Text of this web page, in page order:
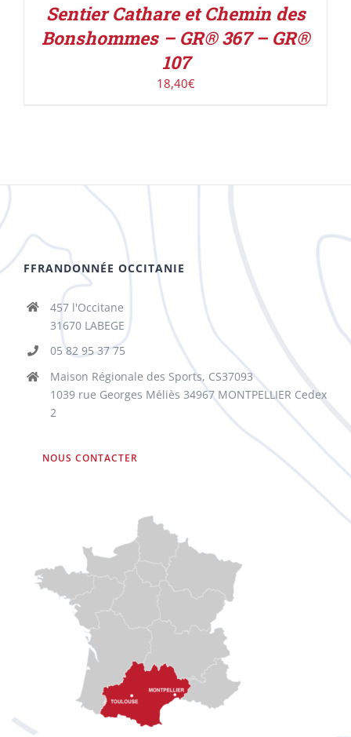
Sentier Cathare et Chemin des
Bonshommes – GR® 367 – GR®
107
18,40€
FFRANDONNÉE OCCITANIE
457 l'Occitane
31670 LABEGE
05 82 95 37 75
Maison Régionale des Sports, CS37093
1039 rue Georges Méliès 34967 MONTPELLIER Cedex
2
NOUS CONTACTER